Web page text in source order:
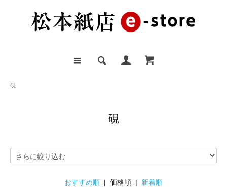
硯
硯
おすすめ順 | 価格順 | 新着順